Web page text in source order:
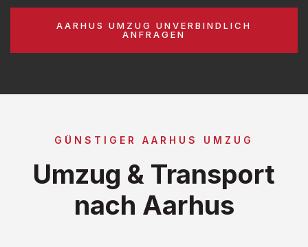
AARHUS UMZUG UNVERBINDLICH
ANFRAGEN
GÜNSTIGER AARHUS UMZUG
Umzug & Transport
nach Aarhus